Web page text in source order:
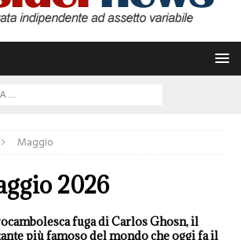
Maggio
2026
fuga di Carlos Ghosn, il
più famoso del mondo che oggi fa il